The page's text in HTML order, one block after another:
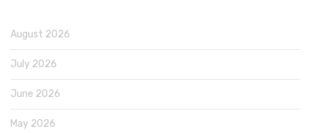
August 2026
July 2026
June 2026
May 2026